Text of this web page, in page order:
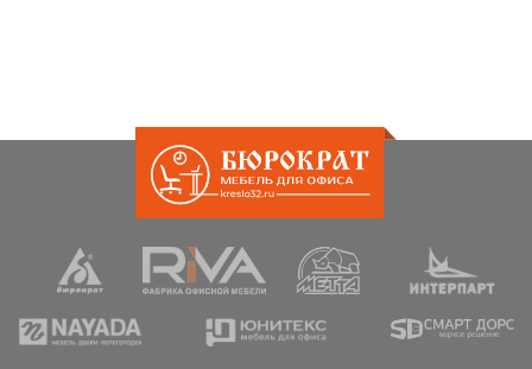
товар на общую сумму от 15 000 руб. -
бесплатно,
товар на сумму менее 15 000 руб. - 20
руб./1 км,
по Брянской области товар на любую
сумму - 20 руб./1 км,
подъём выше первого этажа
оплачивается в сумме 100 руб. за